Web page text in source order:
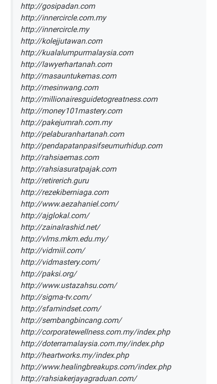
http://gosipadan.com
http://innercircle.com.my
http://innercircle.my
http://kolejjutawan.com
http://kualalumpurmalaysia.com
http://lawyerhartanah.com
http://masauntukemas.com
http://mesinwang.com
http://millionairesguidetogreatness.com
http://money101mastery.com
http://pakejumrah.com.my
http://pelaburanhartanah.com
http://pendapatanpasifseumurhidup.com
http://rahsiaemas.com
http://rahsiasuratpajak.com
http://retirerich.guru
http://rezekiberniaga.com
http://www.aezahaniel.com/
http://ajglokal.com/
http://zainalrashid.net/
http://vlms.mkm.edu.my/
http://vidmiil.com/
http://vidmastery.com/
http://paksi.org/
http://www.ustazahsu.com/
http://sigma-tv.com/
http://sfamindset.com/
http://sembangbincang.com/
http://corporatewellness.com.my/index.php
http://doterramalaysia.com.my/index.php
http://heartworks.my/index.php
http://www.healingbreakups.com/index.php
http://rahsiakerjayagraduan.com/